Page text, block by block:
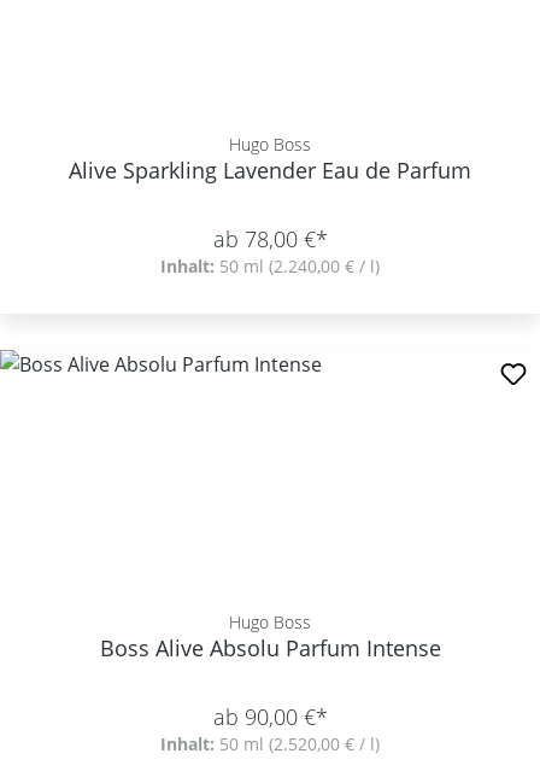
Hugo Boss
Alive Sparkling Lavender Eau de Parfum
ab 78,00 €*
Inhalt: 50 ml (2.240,00 € / l)
Hugo Boss
Boss Alive Absolu Parfum Intense
ab 90,00 €*
Inhalt: 50 ml (2.520,00 € / l)